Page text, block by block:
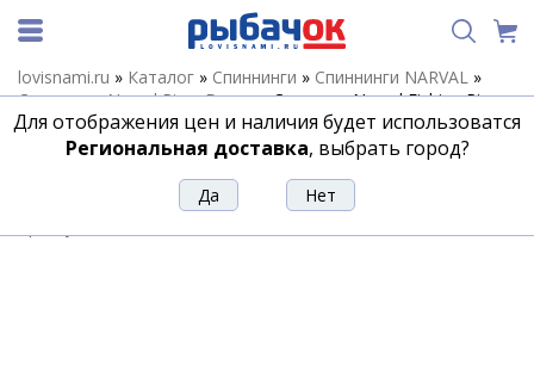
lovisnami.ru » Каталог » Спиннинги » Спиннинги NARVAL »
Спиннинги Narval River Dance»Спиннинг Narval Fishing River
Dance 83H max 50g Fast
Спиннинг Narval Fishing River Dance
83H max 50g Fast
Для отображения цен и наличия будет использоватся
Региональная доставка, выбрать город?